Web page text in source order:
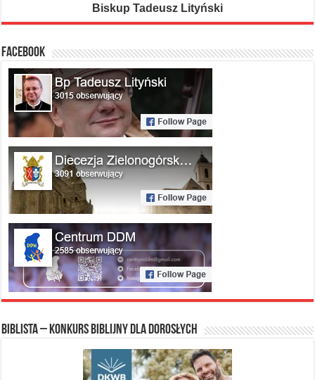
Biskup Tadeusz Lityński
FACEBOOK
Biblista – konkurs biblijny dla dorosłych